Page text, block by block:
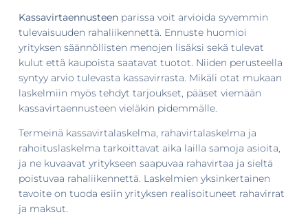
Kassavirtaennusteenparissa voit arvioida syvemmin
tulevaisuuden rahaliikennettä. Ennuste huomioi
yrityksen säännöllisten menojen lisäksi sekä tulevat
kulut että kaupoista saatavat tuotot. Niiden perusteella
syntyy arvio tulevasta kassavirrasta. Mikäli otat mukaan
laskelmiin myös tehdyt tarjoukset, pääset viemään
kassavirtaennusteen vieläkin pidemmälle.
Termeinä kassavirtalaskelma, rahavirtalaskelma ja
rahoituslaskelma tarkoittavat aika lailla samoja asioita,
ja ne kuvaavat yritykseen saapuvaa rahavirtaa ja sieltä
poistuvaa rahaliikennettä. Laskelmien yksinkertainen
tavoite on tuoda esiin yrityksen realisoituneet rahavirrat
ja maksut.